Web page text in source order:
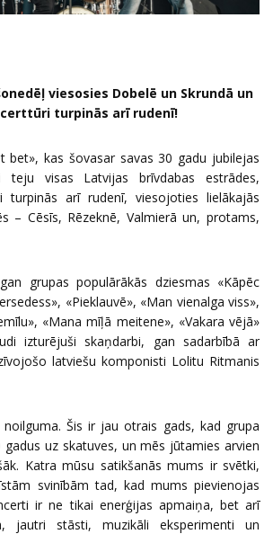
viesosies Dobelē un Skrundā un
turpinās arī rudenī!
bet», kas šovasar savas 30 gadu jubilejas
teju visas Latvijas brīvdabas estrādes,
turpinās arī rudenī, viesojoties lielākajās
– Cēsīs, Rēzeknē, Valmierā un, protams,
grupas populārākās dziesmas «Kāpēc
«Pieklauvē», «Man vienalga viss»,
«Mana mīļā meitene», «Vakara vējā»
izturējuši skaņdarbi, gan sadarbībā ar
latviešu komponisti Lolitu Ritmanis
Šis ir jau otrais gads, kad grupa
uz skatuves, un mēs jūtamies arvien
Katra mūsu satikšanās mums ir svētki,
svinībām tad, kad mums pievienojas
ir ne tikai enerģijas apmaiņa, bet arī
jautri stāsti, muzikāli eksperimenti un